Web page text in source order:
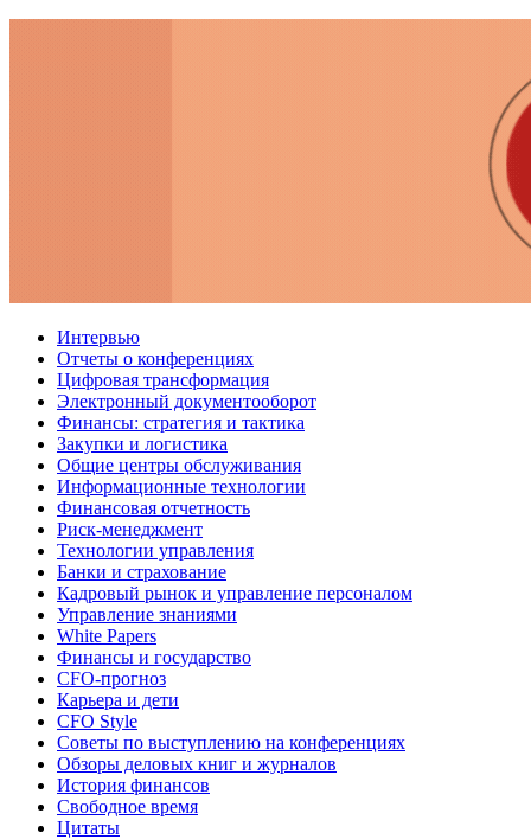
Интервью
Отчеты о конференциях
Цифровая трансформация
Электронный документооборот
Финансы: стратегия и тактика
Закупки и логистика
Общие центры обслуживания
Информационные технологии
Финансовая отчетность
Риск-менеджмент
Технологии управления
Банки и страхование
Кадровый рынок и управление персоналом
Управление знаниями
White Papers
Финансы и государство
CFO-прогноз
Карьера и дети
CFO Style
Советы по выступлению на конференциях
Обзоры деловых книг и журналов
История финансов
Свободное время
Цитаты